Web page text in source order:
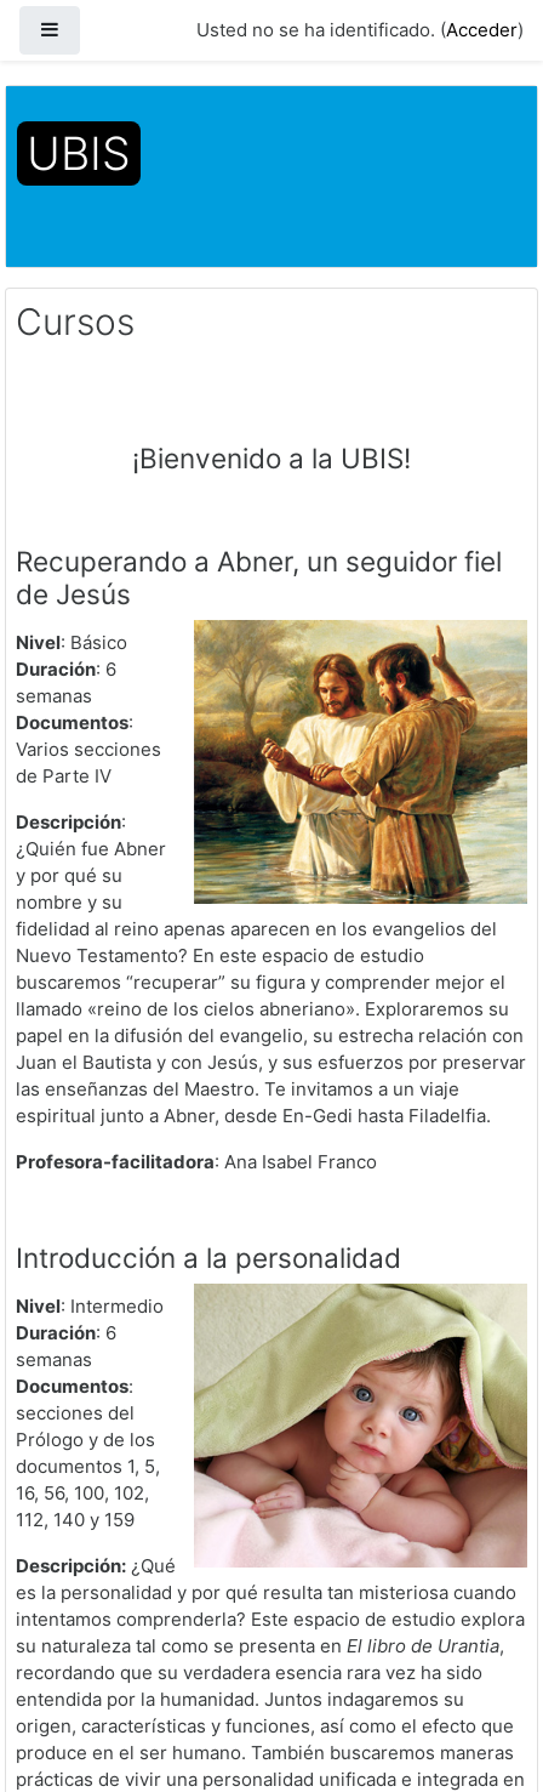
Usted no se ha identificado. (Acceder)
UBIS
Cursos
¡Bienvenido a la UBIS!
Recuperando a Abner, un seguidor fiel
de Jesús
Nivel: Básico
Duración: 6
semanas
Documentos:
Varios secciones
de Parte IV
Descripción:
¿Quién fue Abner
y por qué su
nombre y su
fidelidad al reino apenas aparecen en los evangelios del
Nuevo Testamento? En este espacio de estudio
buscaremos “recuperar” su figura y comprender mejor el
llamado «reino de los cielos abneriano». Exploraremos su
papel en la difusión del evangelio, su estrecha relación con
Juan el Bautista y con Jesús, y sus esfuerzos por preservar
las enseñanzas del Maestro. Te invitamos a un viaje
espiritual junto a Abner, desde En-Gedi hasta Filadelfia.
Profesora-facilitadora: Ana Isabel Franco
Introducción a la personalidad
Nivel: Intermedio
Duración: 6
semanas
Documentos:
secciones del
Prólogo y de los
documentos 1, 5,
16, 56, 100, 102,
112, 140 y 159
Descripción: ¿Qué
es la personalidad y por qué resulta tan misteriosa cuando
intentamos comprenderla? Este espacio de estudio explora
su naturaleza tal como se presenta en El libro de Urantia,
recordando que su verdadera esencia rara vez ha sido
entendida por la humanidad. Juntos indagaremos su
origen, características y funciones, así como el efecto que
produce en el ser humano. También buscaremos maneras
prácticas de vivir una personalidad unificada e integrada en